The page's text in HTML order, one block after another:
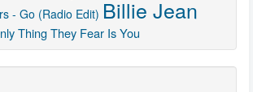
- Go (Radio Edit) Billie Jean
Thing They Fear Is You